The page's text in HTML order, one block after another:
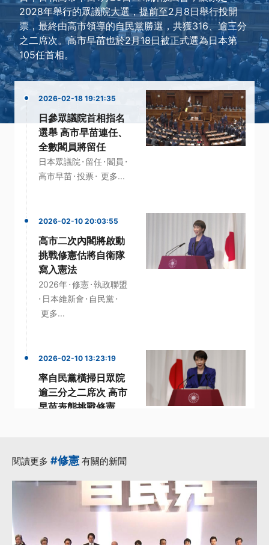
2028年舉行的眾議院大選，提前至2月8日舉行投開
票，最終由高市領導的自民黨勝選，共獲316、逾三分
之二席次。高市早苗也於2月18日被正式選為日本第
105任首相。
2026-02-18 19:21:35
日參眾議院首相指名
選舉 高市早苗連任、
全數閣員將留任
日本眾議院 · 留任·閣員 ·
高市早苗·投票· 更多...
2026-02-10 20:03:55
高市二次內閣將啟動
挑戰修憲估將自衛隊
寫入憲法
2026年·修憲·執政聯盟
· 日本維新會 · 自民黨 ·
更多...
2026-02-10 13:23:19
率自民黨橫掃日眾院
逾三分之二席次 高市
早苗表態挑戰修憲
閱讀更多 #修憲 有關的新聞